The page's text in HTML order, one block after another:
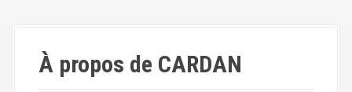
À propos de CARDAN